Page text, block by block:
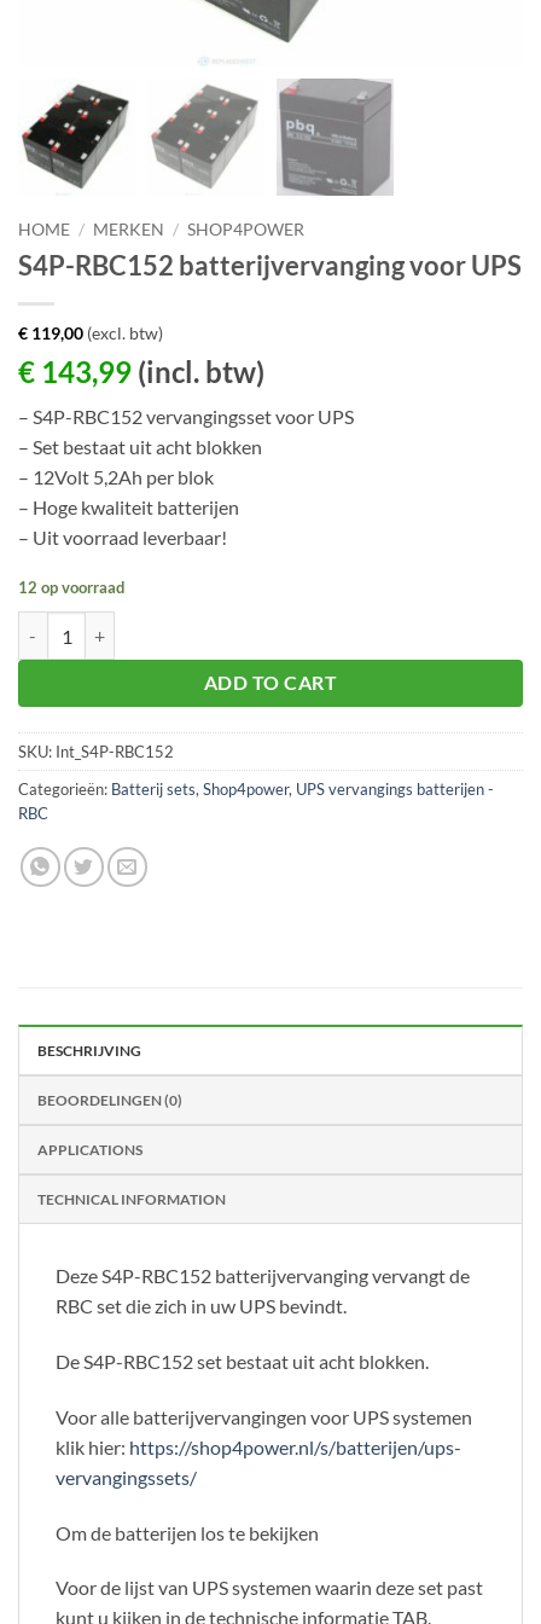
HOME / MERKEN / SHOP4POWER
S4P-RBC152 batterijvervanging voor UPS
€ 119,00 (excl. btw)
€ 143,99 (incl. btw)
– S4P-RBC152 vervangingsset voor UPS
– Set bestaat uit acht blokken
– 12Volt 5,2Ah per blok
– Hoge kwaliteit batterijen
– Uit voorraad leverbaar!
12 op voorraad
ADD TO CART
SKU: Int_S4P-RBC152
Categorieën: Batterij sets,Shop4power, UPS vervangings batterijen -
RBC
BESCHRIJVING
BEOORDELINGEN (0)
APPLICATIONS
TECHNICAL INFORMATION
Deze S4P-RBC152 batterijvervanging vervangt de
RBC set die zich in uw UPS bevindt.
De S4P-RBC152 set bestaat uit acht blokken.
Voor alle batterijvervangingen voor UPS systemen
klik hier: https://shop4power.nl/s/batterijen/ups-
vervangingssets/
Om de batterijen los te bekijken
Voor de lijst van UPS systemen waarin deze set past
kunt u kijken in de technische informatie TAB.